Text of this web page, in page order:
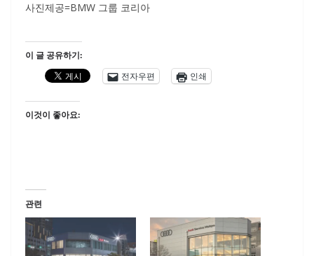
사진제공=BMW 그룹 코리아
이 글 공유하기:
전자우편
인쇄
이것이 좋아요:
관련